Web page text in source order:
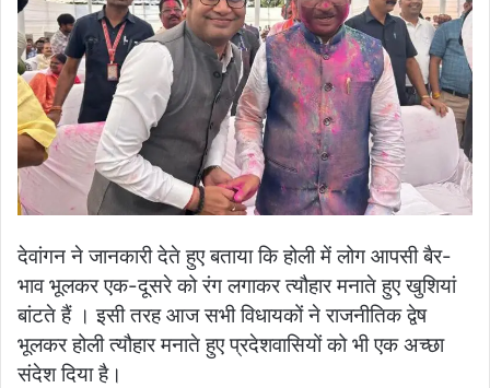
देवांगन ने जानकारी देते हुए बताया कि होली में लोग आपसी बैर-
भाव भूलकर एक-दूसरे को रंग लगाकर त्यौहार मनाते हुए खुशियां
बांटते हैं । इसी तरह आज सभी विधायकों ने राजनीतिक द्वेष
भूलकर होली त्यौहार मनाते हुए प्रदेशवासियों को भी एक अच्छा
संदेश दिया है।